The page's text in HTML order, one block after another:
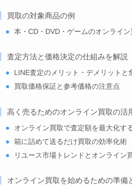
買取の対象商品の例
本・CD・DVD・ゲームのオンライ
査定方法と価格決定の仕組みを解説
LINE査定のメリット・デメリットと
買取価格保証と参考価格の注意点
高く売るためのオンライン買取の活
オンライン買取で査定額を最大化す
箱に詰めて送るだけ買取の効率化術
リユース市場トレンドとオンライン
オンライン買取を始めるための準備